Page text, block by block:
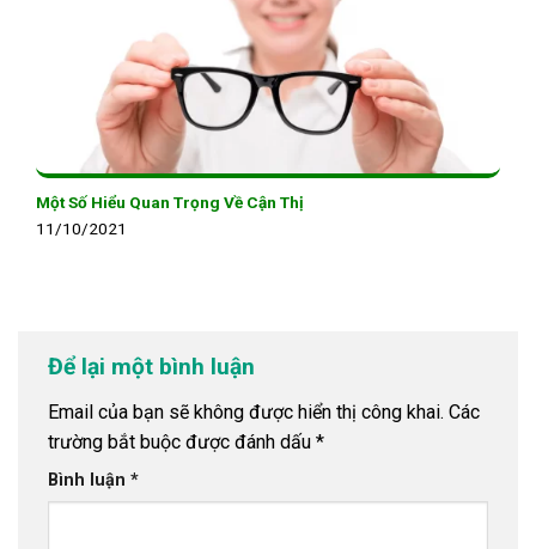
Một Số Hiểu Quan Trọng Về Cận Thị
11/10/2021
Để lại một bình luận
Email của bạn sẽ không được hiển thị công khai. Các
trường bắt buộc được đánh dấu *
Bình luận *